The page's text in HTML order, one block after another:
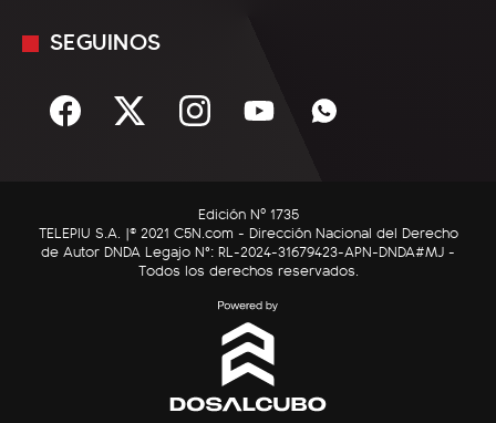
Sociedad
C5N Autos
RatingCero
Mediakit
Términos y condiciones
SEGUINOS
Edición Nº 1735
TELEPIU S.A. |© 2021 C5N.com - Dirección Nacional del Derecho
de Autor DNDA Legajo N°: RL-2024-31679423-APN-DNDA#MJ -
Todos los derechos reservados.